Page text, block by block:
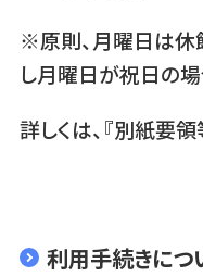
※原則、月曜日は休
し月曜日が祝日の場
詳しくは、『別紙要領
利用手続きにつ